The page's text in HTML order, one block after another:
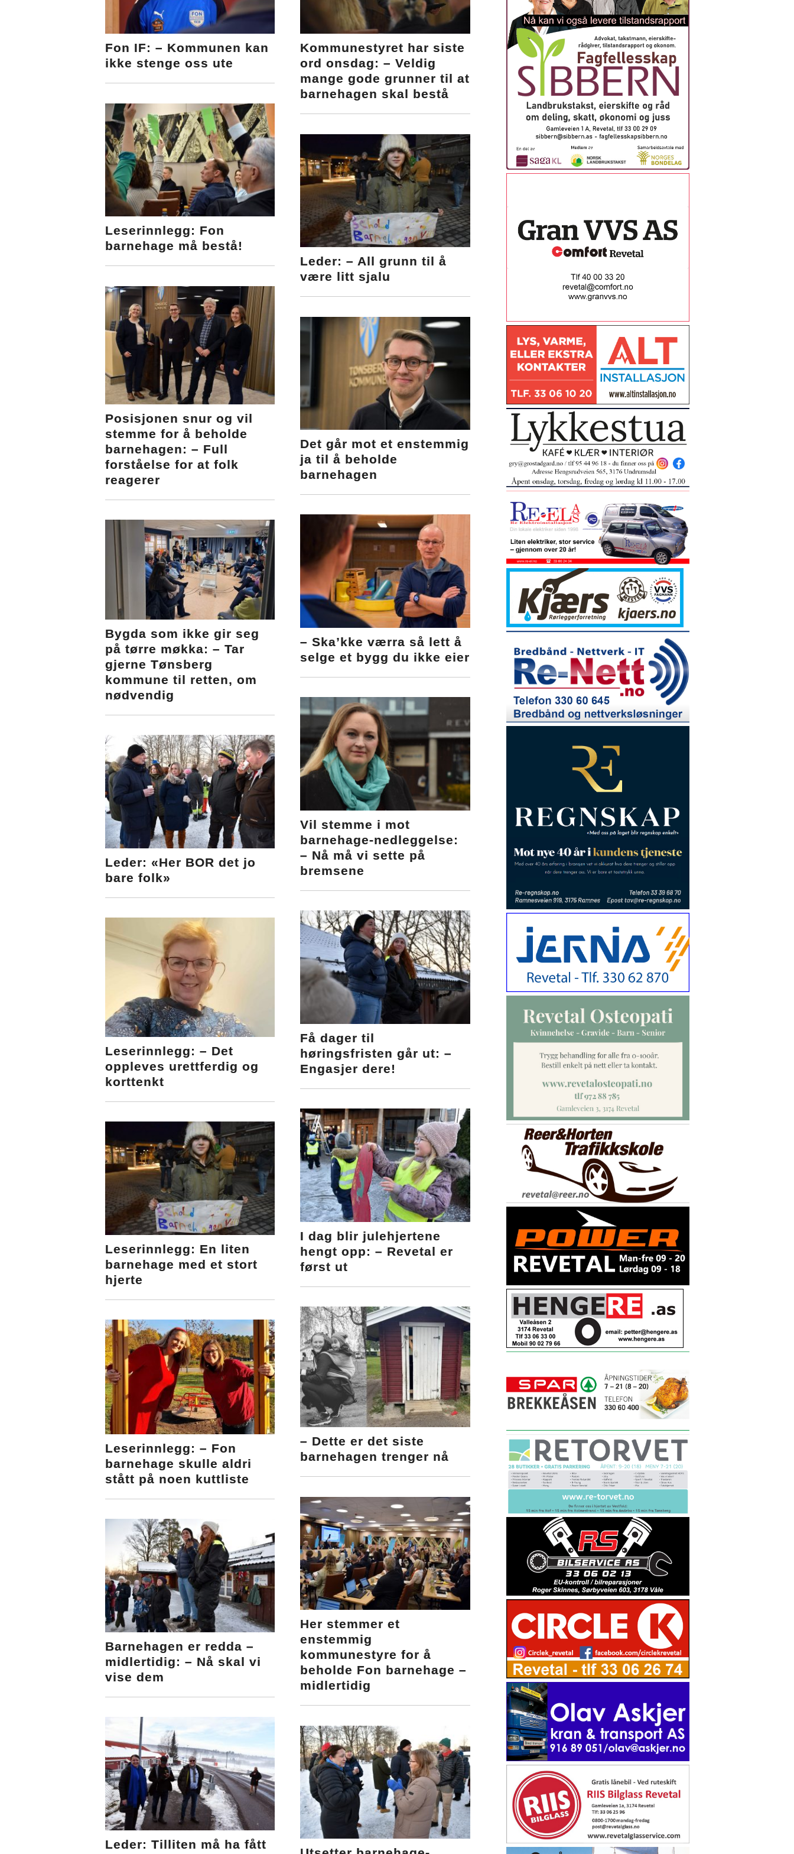
Fon IF: – Kommunen kan
ikke stenge oss ute
Kommunestyret har siste
ord onsdag: – Veldig
mange gode grunner til at
barnehagen skal bestå
Leserinnlegg: Fon
barnehage må bestå!
Leder: – All grunn til å
være litt sjalu
Posisjonen snur og vil
stemme for å beholde
barnehagen: – Full
forståelse for at folk
reagerer
Det går mot et enstemmig
ja til å beholde
barnehagen
– Ska’kke værra så lett å
selge et bygg du ikke eier
Bygda som ikke gir seg
på tørre møkka: – Tar
gjerne Tønsberg
kommune til retten, om
nødvendig
Vil stemme i mot
barnehage-nedleggelse:
– Nå må vi sette på
bremsene
Leder: «Her BOR det jo
bare folk»
Få dager til
høringsfristen går ut: –
Engasjer dere!
Leserinnlegg: – Det
oppleves urettferdig og
korttenkt
I dag blir julehjertene
hengt opp: – Revetal er
først ut
Leserinnlegg: En liten
barnehage med et stort
hjerte
– Dette er det siste
barnehagen trenger nå
Leserinnlegg: – Fon
barnehage skulle aldri
stått på noen kuttliste
Her stemmer et
enstemmig
kommunestyre for å
beholde Fon barnehage –
midlertidig
Barnehagen er redda –
midlertidig: – Nå skal vi
vise dem
Leder: Tilliten må ha fått